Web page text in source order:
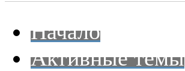
Начало
Активные темы